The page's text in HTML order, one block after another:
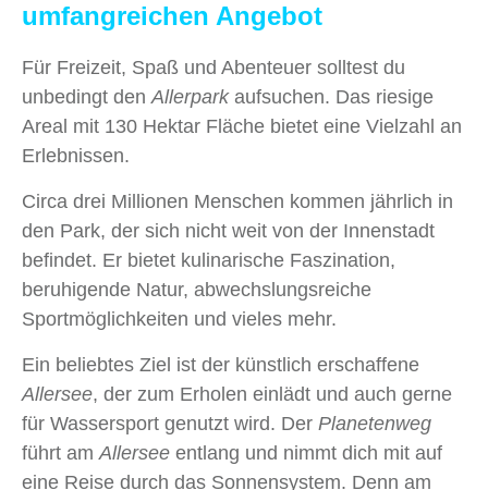
umfangreichen Angebot
Für Freizeit, Spaß und Abenteuer solltest du
unbedingt denAllerparkaufsuchen. Das riesige
Areal mit 130 Hektar Fläche bietet eine Vielzahl an
Erlebnissen.
Circa drei Millionen Menschen kommen jährlich in
den Park, der sich nicht weit von der Innenstadt
befindet. Er bietet kulinarische Faszination,
beruhigende Natur, abwechslungsreiche
Sportmöglichkeiten und vieles mehr.
Ein beliebtes Ziel ist der künstlich erschaffene
Allersee, der zum Erholen einlädt und auch gerne
für Wassersport genutzt wird. Der Planetenweg
führt amAllersee entlang und nimmt dich mit auf
eine Reise durch das Sonnensystem. Denn am